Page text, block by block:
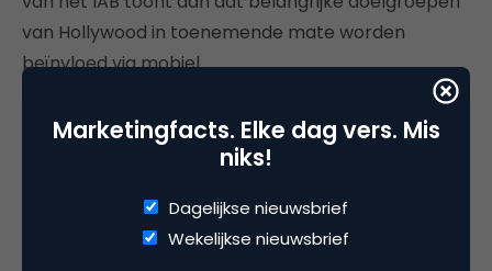
van Hollywood in toenemende mate worden
beïnvloed via mobiel.
Lees verder
De verwachtingen van real-time bidding (RTB) zijn
hooggespannen, maar het aandeel in de digital
Marketingfacts. Elke dag vers. Mis
niks!
Dagelijkse nieuwsbrief
Wekelijkse nieuwsbrief